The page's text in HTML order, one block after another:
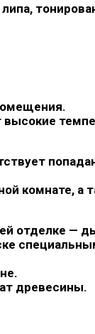
комнате, а
отделке
древесины.